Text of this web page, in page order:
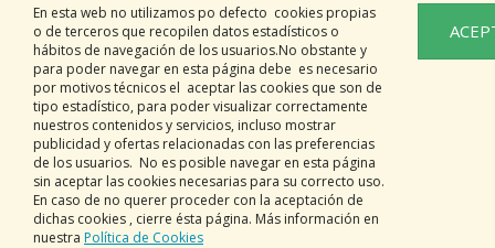
En esta web no utilizamos po defecto cookies propias
o de terceros que recopilen datos estadísticos o
hábitos de navegación de los usuarios.No obstante y
para poder navegar en esta página debe es necesario
por motivos técnicos el aceptar las cookies que son de
tipo estadístico, para poder visualizar correctamente
nuestros contenidos y servicios, incluso mostrar
publicidad y ofertas relacionadas con las preferencias
de los usuarios. No es posible navegar en esta página
sin aceptar las cookies necesarias para su correcto uso.
En caso de no querer proceder con la aceptación de
dichas cookies , cierre ésta página. Más información en
nuestra Política de Cookies